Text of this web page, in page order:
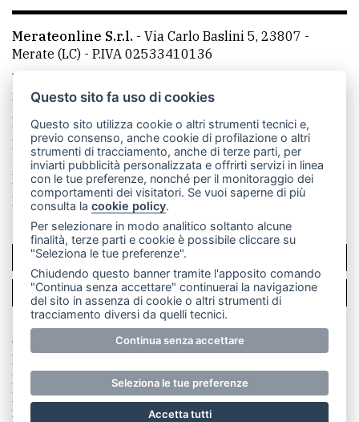
Merateonline S.r.l. - Via Carlo Baslini 5, 23807 -
Merate (LC) - P.IVA 02533410136
Telefono:
mail: redazione@merateonline.it
La redazione
CasateOnline LeccoOnline
RSS
Made by VIP
Privacy policy
Cookie policy
Rivedi le tue scelte sui cookie
SCRIVICI
PER LA TUA PUBBLICITÀ
© Copyright Merateonline S.r.l. - Tutti i diritti riservati.
E' proibita la riproduzione e pubblicazione anche
parziale di testi, articoli e immagini senza la
preventiva autorizzazione scritta dell'editore. RI Lecco
numero Rea LC 291.277 - Capitale sociale 10.329,14 €
Questo sito fa uso di cookies
Questo sito utilizza cookie o altri strumenti tecnici e,
previo consenso, anche cookie di profilazione o altri
strumenti di tracciamento, anche di terze parti, per
inviarti pubblicità personalizzata e offrirti servizi in linea
con le tue preferenze, nonché per il monitoraggio dei
comportamenti dei visitatori. Se vuoi saperne di più
consulta lacookie policy.
Per selezionare in modo analitico soltanto alcune
finalità, terze parti e cookie è possibile cliccare su
"Seleziona le tue preferenze".
Chiudendo questo banner tramite l'apposito comando
"Continua senza accettare" continuerai la navigazione
del sito in assenza di cookie o altri strumenti di
tracciamento diversi da quelli tecnici.
Continua senza accettare
Seleziona le tue preferenze
Accetta tutti